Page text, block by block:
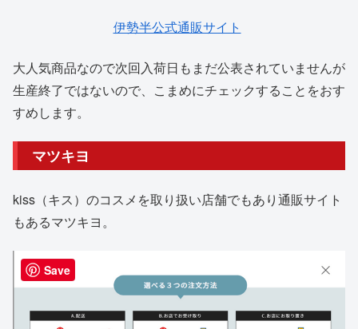
伊勢半公式通販サイト
大人気商品なので次回入荷日もまだ公表されていませんが
生産終了ではないので、こまめにチェックすることをおす
すめします。
マツキヨ
kiss（キス）のコスメを取り扱い店舗でもあり通販サイト
もあるマツキヨ。
Save